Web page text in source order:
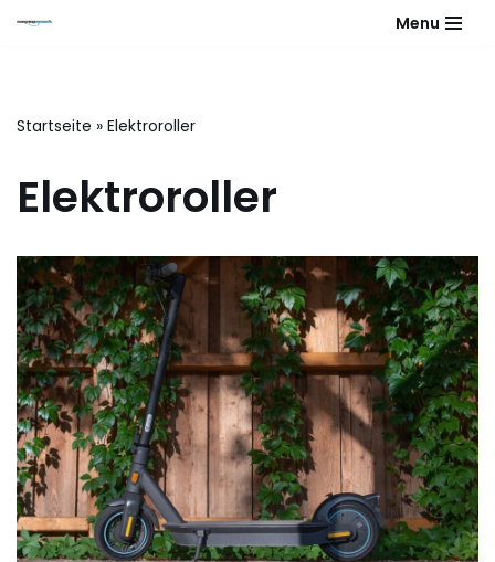
Menu
Startseite » Elektroroller
Elektroroller